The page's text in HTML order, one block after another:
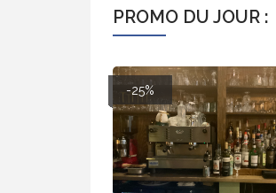
PROMO DU JOUR :
-25%